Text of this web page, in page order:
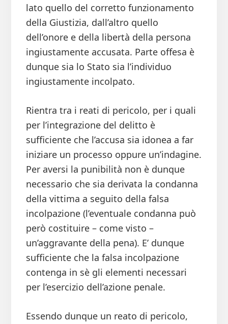
lato quello del corretto funzionamento
della Giustizia, dall’altro quello
dell’onore e della libertà della persona
ingiustamente accusata. Parte offesa è
dunque sia lo Stato sia l’individuo
ingiustamente incolpato.
Rientra tra i reati di pericolo, per i quali
per l’integrazione del delitto è
sufficiente che l’accusa sia idonea a far
iniziare un processo oppure un’indagine.
Per aversi la punibilità non è dunque
necessario che sia derivata la condanna
della vittima a seguito della falsa
incolpazione (l’eventuale condanna può
però costituire – come visto –
un’aggravante della pena). E’ dunque
sufficiente che la falsa incolpazione
contenga in sè gli elementi necessari
per l’esercizio dell’azione penale.
Essendo dunque un reato di pericolo,